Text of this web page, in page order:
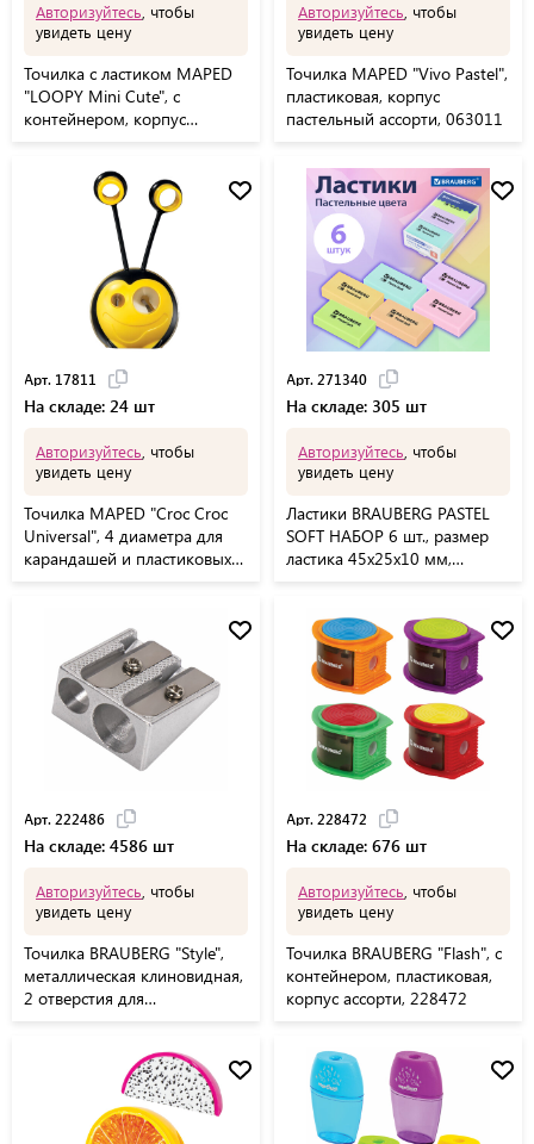
Авторизуйтесь , чтобы
увидеть цену
Точилка с ластиком MAPED
"LOOPY Mini Cute", с
контейнером, корпус
Авторизуйтесь , чтобы
увидеть цену
Точилка MAPED "Vivo Pastel",
пластиковая, корпус
пастельный ассорти, 063011
Арт. 17811
На складе: 24 шт
Авторизуйтесь , чтобы
увидеть цену
Точилка MAPED "Croc Croc
Universal", 4 диаметра для
карандашей и пластиковых
Арт. 271340
На складе: 305 шт
Авторизуйтесь , чтобы
увидеть цену
Ластики BRAUBERG PASTEL
SOFT НАБОР 6 шт., размер
ластика 45х25х10 мм,
Арт. 222486
На складе: 4586 шт
Авторизуйтесь , чтобы
увидеть цену
Точилка BRAUBERG "Style",
металлическая клиновидная,
2 отверстия для
утолщенных), 222486
Арт. 228472
На складе: 676 шт
Авторизуйтесь , чтобы
увидеть цену
Точилка BRAUBERG "Flash", с
контейнером, пластиковая,
корпус ассорти, 228472